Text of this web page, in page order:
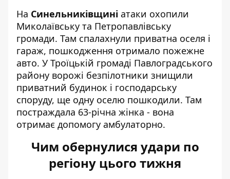
На Синельниківщині атаки охопили
Миколаївську та Петропавлівську
громади. Там спалахнули приватна оселя і
гараж, пошкодження отримало пожежне
авто. У Троїцькій громаді Павлоградського
району ворожі безпілотники знищили
приватний будинок і господарську
споруду, ще одну оселю пошкодили. Там
постраждала 63-річна жінка - вона
отримає допомогу амбулаторно.
Чим обернулися удари по
регіону цього тижня